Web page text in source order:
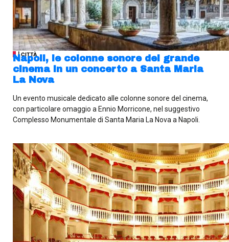
| CITTÀ
Napoli, le colonne sonore del grande
cinema in un concerto a Santa Maria
La Nova
Un evento musicale dedicato alle colonne sonore del cinema,
con particolare omaggio a Ennio Morricone, nel suggestivo
Complesso Monumentale di Santa Maria La Nova a Napoli.